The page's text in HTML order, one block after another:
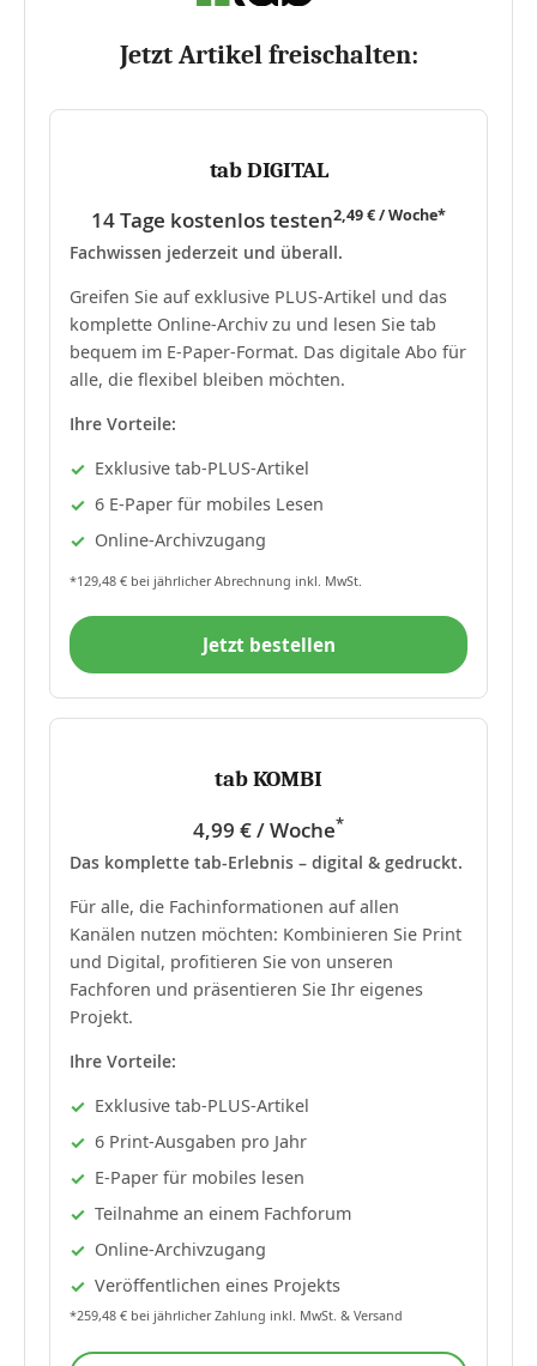
Jetzt Artikel freischalten:
tab DIGITAL
14 Tage kostenlos testen2,49 € / Woche*
Fachwissen jederzeit und überall.
Greifen Sie auf exklusive PLUS-Artikel und das
komplette Online-Archiv zu und lesen Sie tab
bequem im E-Paper-Format. Das digitale Abo für
alle, die flexibel bleiben möchten.
Ihre Vorteile:
Exklusive tab-PLUS-Artikel
6 E-Paper für mobiles Lesen
Online-Archivzugang
*129,48 € bei jährlicher Abrechnung inkl. MwSt.
Jetzt bestellen
tab KOMBI
4,99 € / Woche*
Das komplette tab-Erlebnis – digital & gedruckt.
Für alle, die Fachinformationen auf allen
Kanälen nutzen möchten: Kombinieren Sie Print
und Digital, profitieren Sie von unseren
Fachforen und präsentieren Sie Ihr eigenes
Projekt.
Ihre Vorteile:
Exklusive tab-PLUS-Artikel
6 Print-Ausgaben pro Jahr
E-Paper für mobiles lesen
Teilnahme an einem Fachforum
Online-Archivzugang
Veröffentlichen eines Projekts
*259,48 € bei jährlicher Zahlung inkl. MwSt. & Versand